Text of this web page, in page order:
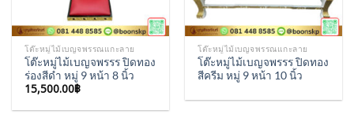
โต๊ะหมู่ไม้เบญจพรรณแกะลาย
โต๊ะหมู่ไม้เบญจพรรร ปิดทอง
ร่องสีดำ หมู่ 9 หน้า 8 นิ้ว
15,500.00฿
โต๊ะหมู่ไม้เบญจพรรณแกะลาย
โต๊ะหมู่ไม้เบญจพรรร ปิดทอง
สีครีม หมู่ 9 หน้า 10 นิ้ว